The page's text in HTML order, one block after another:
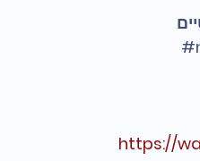
https://